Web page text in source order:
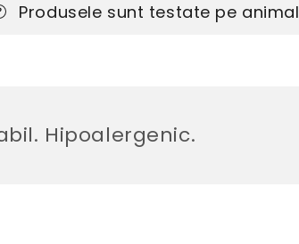
Produsele sunt testate pe